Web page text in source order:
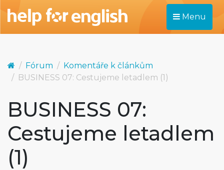
Menu
Fórum
Komentáře k článkům
BUSINESS 07: Cestujeme letadlem (1)
BUSINESS 07:
Cestujeme letadlem
(1)